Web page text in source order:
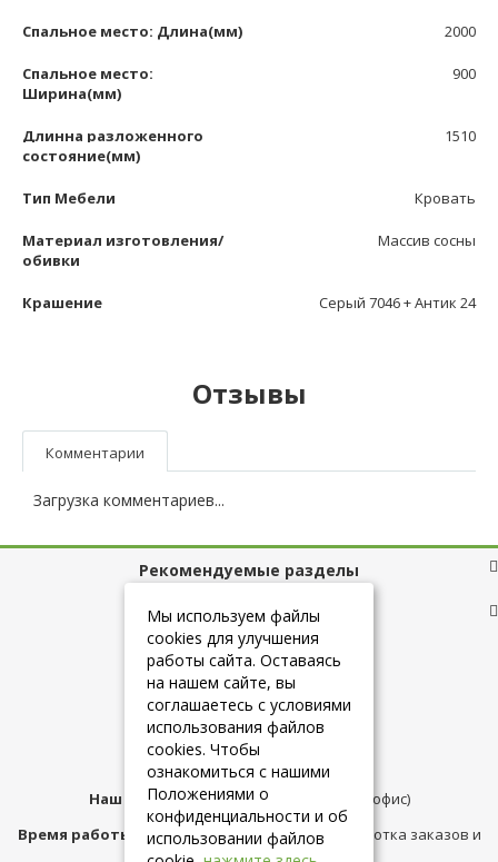
Спальное место: Длина(мм) 2000
Спальное место:
Ширина(мм)
900
Длинна разложенного
состояние(мм)
1510
Тип Мебели Кровать
Материал изготовления/
обивки
Массив сосны
Крашение Серый 7046 + Антик 24
Отзывы
Комментарии
Загрузка комментариев...
Рекомендуемые разделы
Полезные ссылки
+7 (925) 084-10-60
Наш адрес:Москва,ул.Плещеева д.12 (офис)
Время работы магазина:с 10:00 до 21:00 (обработка заказов и
Мы используем файлы
cookies для улучшения
работы сайта. Оставаясь
на нашем сайте, вы
соглашаетесь с условиями
использования файлов
cookies. Чтобы
ознакомиться с нашими
Положениями о
конфиденциальности и об
использовании файлов